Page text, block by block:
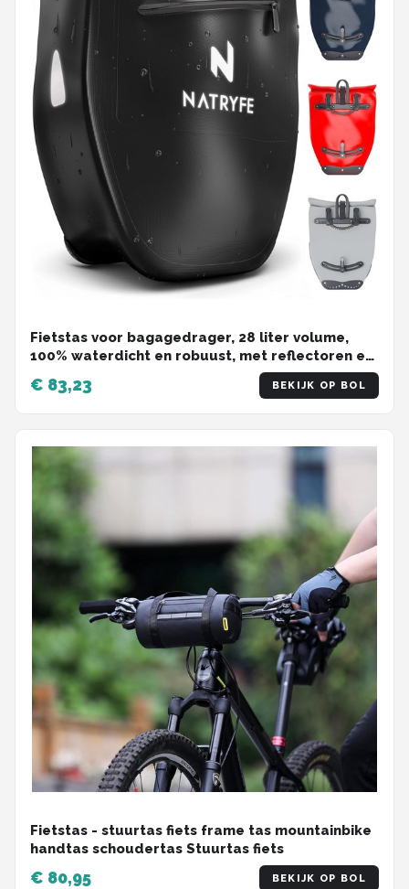
Fietstas voor bagagedrager, 28 liter volume,
100% waterdicht en robuust, met reflectoren en
schouderriem, stevige grip op elke
bagagedrager, ideale bagagedragertas
€ 83,23 BEKIJK OP BOL
Fietstas - stuurtas fiets frame tas mountainbike
handtas schoudertas Stuurtas fiets
€ 80,95 BEKIJK OP BOL